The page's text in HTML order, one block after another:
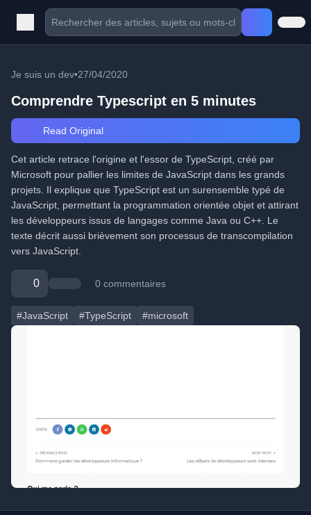
Je suis un dev•27/04/2020
Comprendre Typescript en 5 minutes
Read Original
Cet article retrace l'origine et l'essor de TypeScript, créé par
Microsoft pour pallier les limites de JavaScript dans les grands
projets. Il explique que TypeScript est un surensemble typé de
JavaScript, permettant la programmation orientée objet et attirant
les développeurs issus de langages comme Java ou C++. Le
texte décrit aussi brièvement son processus de transcompilation
vers JavaScript.
0 0 commentaires
#JavaScript #TypeScript #microsoft